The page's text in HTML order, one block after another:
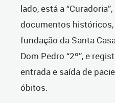
lado, está a
documentos
fundação da Santa
Dom Pedro “2º”, e
entrada e saída de
óbitos.